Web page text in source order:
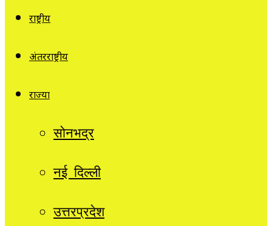
राष्ट्रीय
अंतरराष्ट्रीय
राज्यों
सोनभद्र
नई दिल्ली
उत्तरप्रदेश